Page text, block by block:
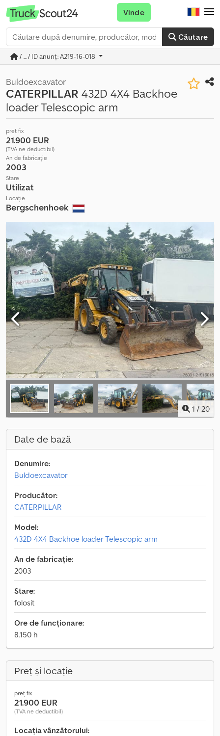
Căutare
Vinde
/ ... / ID anunț: A219-16-018
Buldoexcavator
CATERPILLAR 432D 4X4 Backhoe
loader Telescopic arm
preț fix
21.900 EUR
(TVA ne deductibil)
An de fabricație
2003
Stare
Utilizat
Locație
Bergschenhoek
1 / 20
Date de bază
Denumire:
Buldoexcavator
Producător:
CATERPILLAR
Model:
432D 4X4 Backhoe loader Telescopic arm
An de fabricație:
2003
Stare:
folosit
Ore de funcționare:
8.150 h
Preț și locație
preț fix
21.900 EUR
(TVA ne deductibil)
Locația vânzătorului: